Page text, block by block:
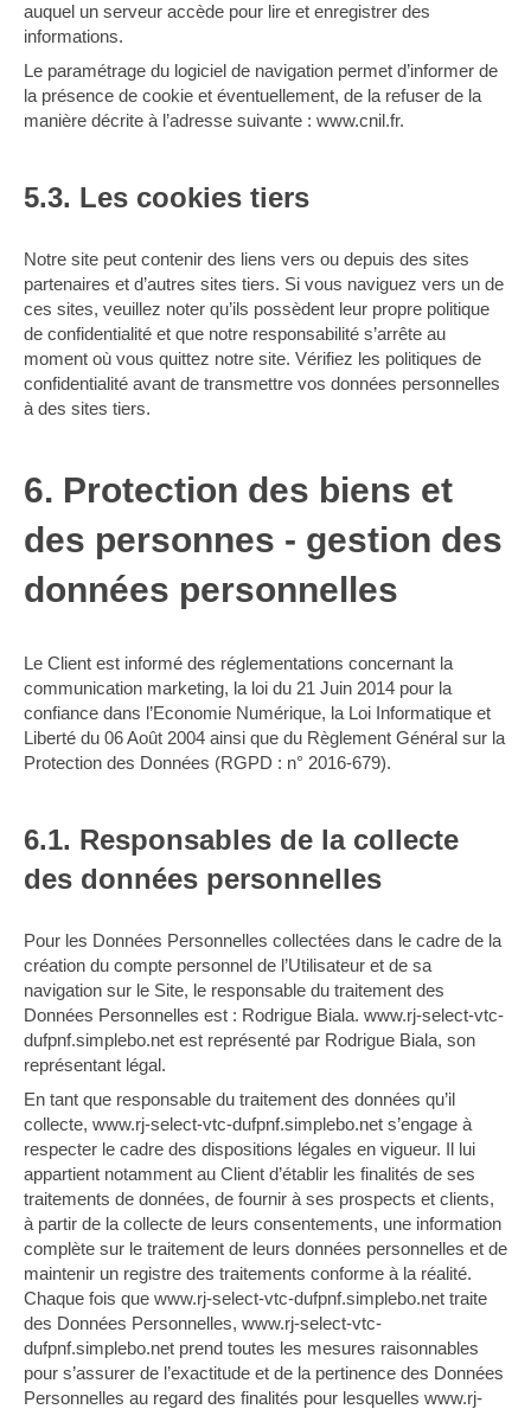
auquel un serveur accède pour lire et enregistrer des
informations.
Le paramétrage du logiciel de navigation permet d’informer de
la présence de cookie et éventuellement, de la refuser de la
manière décrite à l’adresse suivante : www.cnil.fr.
5.3. Les cookies tiers
Notre site peut contenir des liens vers ou depuis des sites
partenaires et d’autres sites tiers. Si vous naviguez vers un de
ces sites, veuillez noter qu’ils possèdent leur propre politique
de confidentialité et que notre responsabilité s’arrête au
moment où vous quittez notre site. Vérifiez les politiques de
confidentialité avant de transmettre vos données personnelles
à des sites tiers.
6. Protection des biens et
des personnes - gestion des
données personnelles
Le Client est informé des réglementations concernant la
communication marketing, la loi du 21 Juin 2014 pour la
confiance dans l’Economie Numérique, la Loi Informatique et
Liberté du 06 Août 2004 ainsi que du Règlement Général sur la
Protection des Données (RGPD : n° 2016-679).
6.1. Responsables de la collecte
des données personnelles
Pour les Données Personnelles collectées dans le cadre de la
création du compte personnel de l’Utilisateur et de sa
navigation sur le Site, le responsable du traitement des
Données Personnelles est : Rodrigue Biala. www.rj-select-vtc-
dufpnf.simplebo.net est représenté par Rodrigue Biala, son
représentant légal.
En tant que responsable du traitement des données qu’il
collecte, www.rj-select-vtc-dufpnf.simplebo.net s’engage à
respecter le cadre des dispositions légales en vigueur. Il lui
appartient notamment au Client d’établir les finalités de ses
traitements de données, de fournir à ses prospects et clients,
à partir de la collecte de leurs consentements, une information
complète sur le traitement de leurs données personnelles et de
maintenir un registre des traitements conforme à la réalité.
Chaque fois que www.rj-select-vtc-dufpnf.simplebo.net traite
des Données Personnelles, www.rj-select-vtc-
dufpnf.simplebo.net prend toutes les mesures raisonnables
pour s’assurer de l’exactitude et de la pertinence des Données
Personnelles au regard des finalités pour lesquelles www.rj-